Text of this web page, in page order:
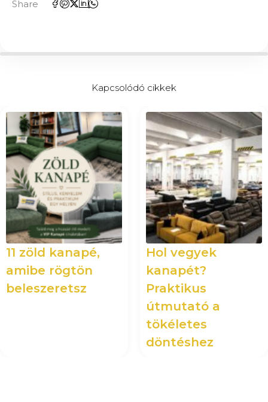
Share
Kapcsolódó cikkek
11 zöld kanapé,
amibe rögtön
beleszeretsz
Hol vegyek
kanapét?
Praktikus
útmutató a
tökéletes
döntéshez